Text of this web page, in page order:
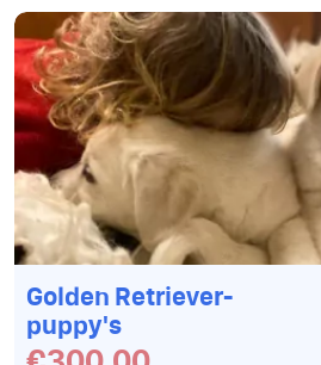
Golden Retriever-
puppy's